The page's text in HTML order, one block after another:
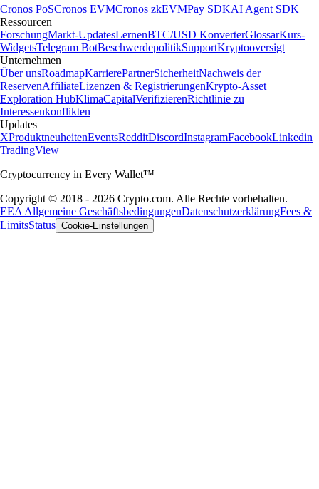
Cronos PoSCronos EVMCronos zkEVMPay SDKAI Agent SDK
Ressourcen
ForschungMarkt-UpdatesLernenBTC/USD KonverterGlossarKurs-
WidgetsTelegram BotBeschwerdepolitikSupportKryptooversigt
Unternehmen
Über unsRoadmapKarrierePartnerSicherheitNachweis der
ReservenAffiliateLizenzen & RegistrierungenKrypto-Asset
Exploration HubKlimaCapitalVerifizierenRichtlinie zu
Interessenkonflikten
Updates
XProduktneuheitenEventsRedditDiscordInstagramFacebookLinkedin
TradingView
Cryptocurrency in Every Wallet™
Copyright © 2018 - 2026 Crypto.com. Alle Rechte vorbehalten.
EEA Allgemeine GeschäftsbedingungenDatenschutzerklärungFees &
LimitsStatus Cookie-Einstellungen